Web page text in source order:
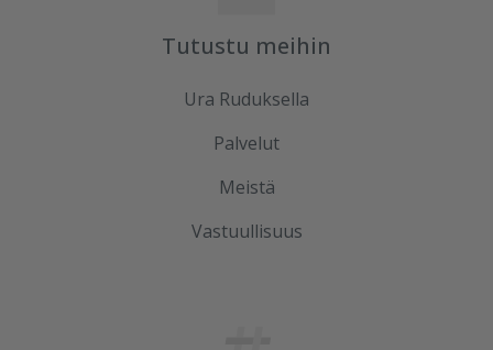
Tutustu meihin
Ura Ruduksella
Palvelut
Meistä
Vastuullisuus